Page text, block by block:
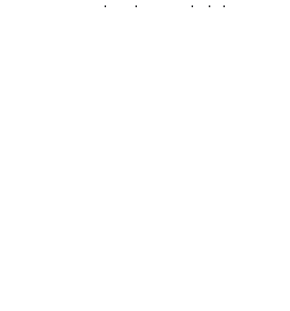
בסיס כלכלי. לצורך קבלת מלגה מסוג זה